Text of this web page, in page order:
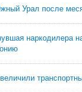
Урал после
наркодилера